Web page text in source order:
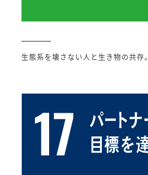
生態系を壊さない人と生き物の共存。